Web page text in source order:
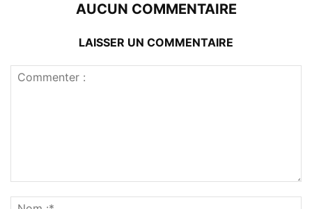
AUCUN COMMENTAIRE
LAISSER UN COMMENTAIRE